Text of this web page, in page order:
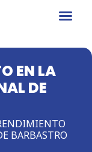
EN LA
DE
BARBASTRO